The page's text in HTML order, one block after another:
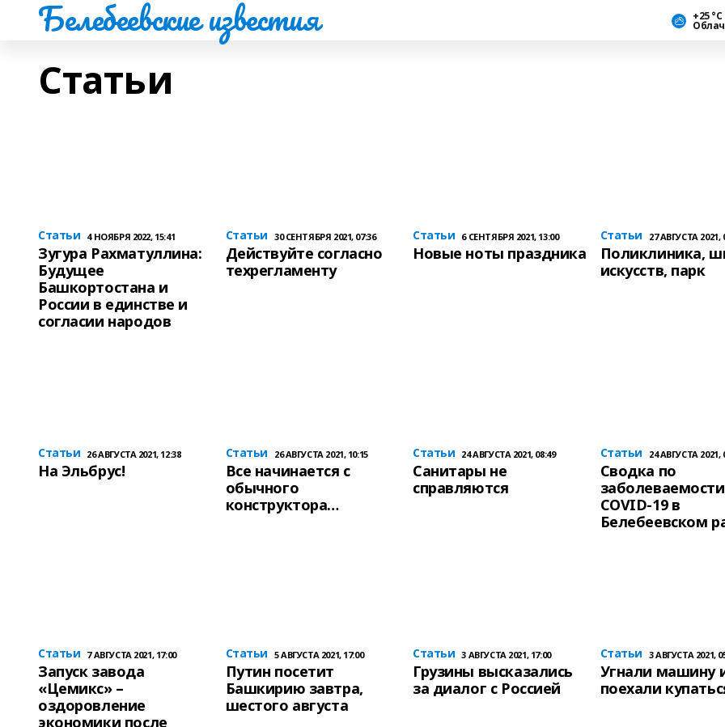
Белебеевские известия +25 °С
Статьи
Статьи 4 НОЯБРЯ 2022, 15:41
Зугура Рахматуллина:
Будущее
Башкортостана и
России в единстве и
согласии народов
Статьи 30 СЕНТЯБРЯ 2021, 07:36
Действуйте согласно
техрегламенту
Статьи 6 СЕНТЯБРЯ 2021, 13:00
Новые ноты праздника
Статьи 27 АВГУСТА 2021,
Поликлиника,
искусств, парк
Статьи 26 АВГУСТА 2021, 12:38
На Эльбрус!
Статьи 26 АВГУСТА 2021, 10:15
Все начинается с
обычного
конструктора…
Статьи 24 АВГУСТА 2021, 08:49
Санитары не
справляются
Статьи 24 АВГУСТА 2021,
Сводка по
заболеваемости
COVID-19 в
Белебеевском
Статьи 7 АВГУСТА 2021, 17:00
Запуск завода
«Цемикс» –
оздоровление
экономики после
Статьи 5 АВГУСТА 2021, 17:00
Путин посетит
Башкирию завтра,
шестого августа
Статьи 3 АВГУСТА 2021, 17:00
Грузины высказались
за диалог с Россией
Статьи 3 АВГУСТА 2021,
Угнали машину
поехали